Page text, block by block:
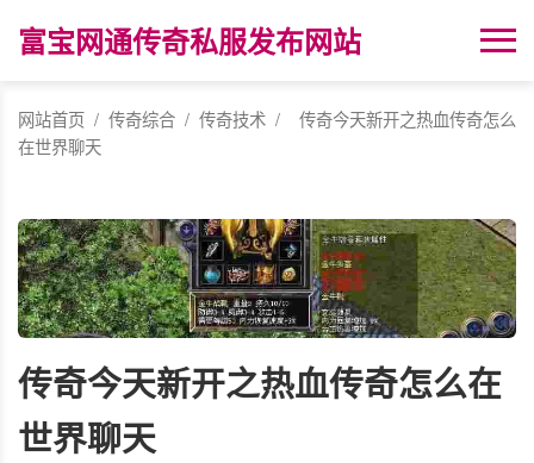
富宝网通传奇私服发布网站
网站首页 / 传奇综合 / 传奇技术 /
传奇今天新开之热血传奇怎么
在世界聊天
传奇今天新开之热血传奇怎么在
世界聊天